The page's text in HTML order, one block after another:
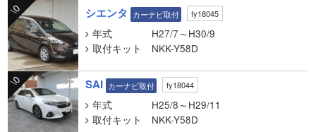
シエンタ カーナビ取付 fy18045
年式
H27/7～H30/9
取付キット
NKK-Y58D
\0
SAI カーナビ取付 fy18044
年式
H25/8～H29/11
取付キット
NKK-Y58D
\0